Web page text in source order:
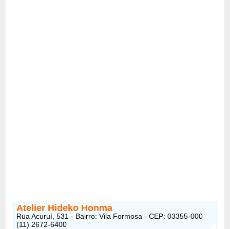
Atelier Hideko Honma
Rua Acuruí, 531 - Bairro: Vila Formosa - CEP: 03355-000
(11) 2672-6400